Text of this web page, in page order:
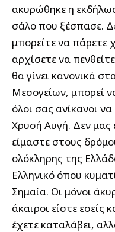
ακυρώθηκε η
σάλο που ξέσπασε.
μπορείτε να πάρετε
αρχίσετε να
θα γίνει κανονικά
Μεσογείων, μπορεί
όλοι σας ανίκανοι
Χρυσή Αυγή. Δεν μας
είμαστε στους
ολόκληρης της
Ελληνικό όπου
Σημαία. Οι μόνοι
άκαιροι είστε
έχετε καταλάβει,